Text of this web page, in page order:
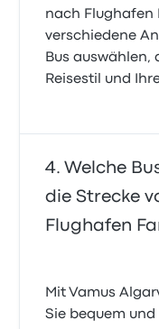
nach Flughafen
verschiedene
Bus auswählen,
Reisestil und
Welche
die Strecke
Flughafen
Mit Vamus
Sie bequem